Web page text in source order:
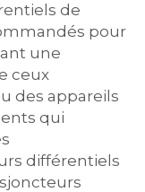
de
pour
une
ceux
des appareils
qui
différentiels